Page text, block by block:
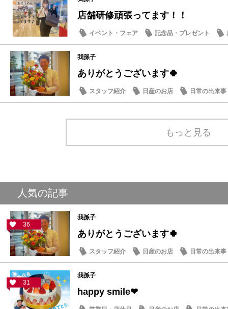
店舗研修頑張ってます！！
イベント・フェア 記念品・プレゼント
メンテナンス商品
スタッフ紹介
我孫子
ありがとうございます🍀
スタッフ紹介 日産のお店 日常の出来事
もっと見る
人気の記事
36
我孫子
ありがとうございます🍀
スタッフ紹介 日産のお店 日常の出来事
31
我孫子
happy smile❤